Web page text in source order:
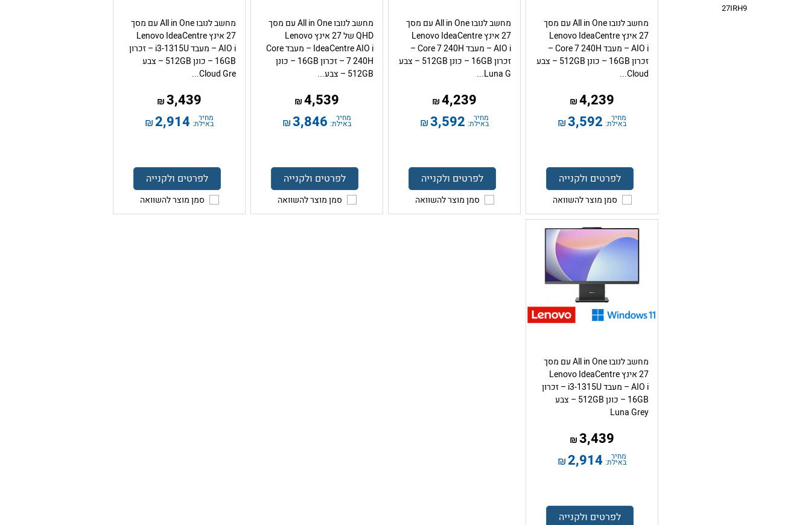
27IRH9
מחשב לנובו All in One עם מסך
27 אינץ Lenovo IdeaCentre
AIO i – מעבד Core 7 240H –
זכרון 16GB – כונן 512GB – צבע
Cloud...
4,239
₪
מחיר
באילת: 3,592
₪
לפרטים ולקנייה
סמן מוצר להשוואה
מחשב לנובו All in One עם מסך
27 אינץ Lenovo IdeaCentre
AIO i – מעבד Core 7 240H –
זכרון 16GB – כונן 512GB – צבע
Luna G...
4,239
₪
מחיר
באילת: 3,592
₪
לפרטים ולקנייה
סמן מוצר להשוואה
מחשב לנובו All in One עם מסך
QHD של 27 אינץ Lenovo
IdeaCentre AIO i – מעבד Core
7 240H – זכרון 16GB – כונן
512GB – צבע...
4,539
₪
מחיר
באילת: 3,846
₪
לפרטים ולקנייה
סמן מוצר להשוואה
מחשב לנובו All in One עם מסך
27 אינץ Lenovo IdeaCentre
AIO i – מעבד i3-1315U – זכרון
16GB – כונן 512GB – צבע
Cloud Gre...
3,439
₪
מחיר
באילת: 2,914
₪
לפרטים ולקנייה
סמן מוצר להשוואה
מחשב לנובו All in One עם מסך
27 אינץ Lenovo IdeaCentre
AIO i – מעבד i3-1315U – זכרון
16GB – כונן 512GB – צבע
Luna Grey
3,439
₪
מחיר
באילת: 2,914
₪
לפרטים ולקנייה